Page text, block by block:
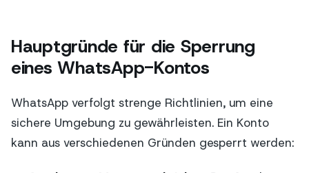
Hauptgründe für die Sperrung
eines WhatsApp-Kontos
WhatsApp verfolgt strenge Richtlinien, um eine
sichere Umgebung zu gewährleisten. Ein Konto
kann aus verschiedenen Gründen gesperrt werden: